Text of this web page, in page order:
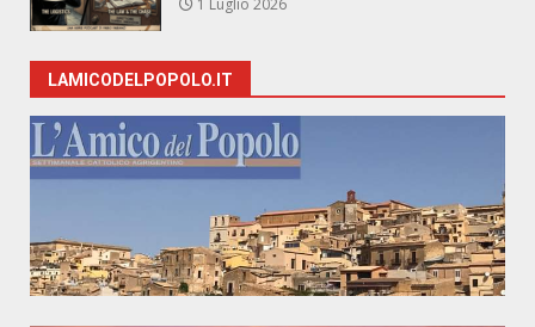
1 Luglio 2026
LAMICODELPOPOLO.IT